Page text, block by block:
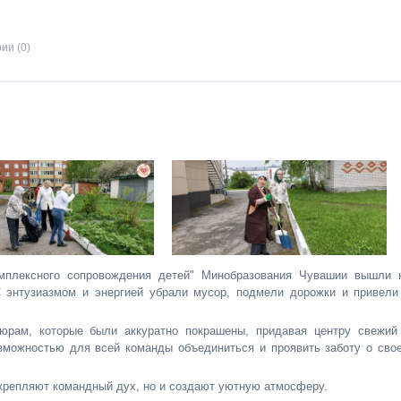
(0)
сопровождения детей" Минобразования Чувашии вышли
и энергией убрали мусор, подмели дорожки и
которые были аккуратно покрашены, придавая центру
для всей команды объединиться и проявить заботу о
командный дух, но и создают уютную атмосферу.